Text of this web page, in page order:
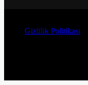
Gizlilik Politikası